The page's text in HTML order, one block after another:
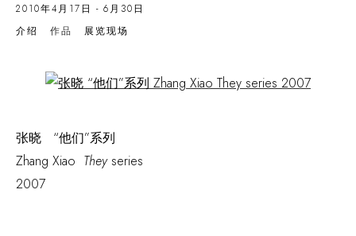
2010年4月17日 - 6月30日
介绍
作品 展览现场
Open a larger version of the following image in a popup:
张晓 “他们”系列
Zhang Xiao Theyseries
2007